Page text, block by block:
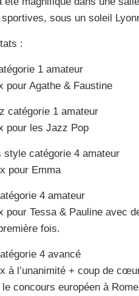
sous un soleil
:
1 amateur
pour Agathe & Faustine
catégorie 1 amateur
pour les Jazz Pop
style catégorie 4 amateur
pour Emma
4 amateur
pour Tessa & Pauline avec
fois.
4 avancé
à l’unanimité + coup de
le concours européen à